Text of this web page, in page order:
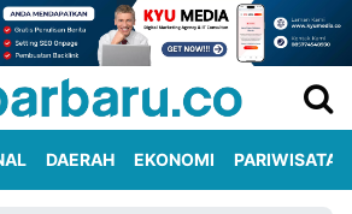
DAERAH EKONOMI PARIWISATA